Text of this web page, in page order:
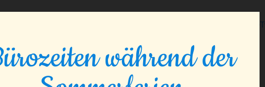
ANGEBOT
während der